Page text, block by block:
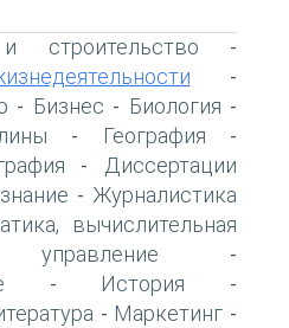
строительство -
-
- Бизнес - Биология -
- География -
-
Диссертации
- Журналистика
вычислительная
-
- История -
- Маркетинг -